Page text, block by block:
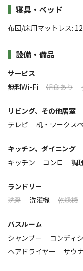
【定員】
1 ～ 10名
朝食：なし 夕食：なし
15:00 〜 21:00
06:00 〜 10:00
可
不可
施設詳細
寝具・ベッド
布団/床用マットレス: 12
設備・備品
サービス
無料Wi-Fi
朝食あり
リビング、その他居室
テレビ
机・ワークス
キッチン、ダイニング
キッチン
コンロ 調
ランドリー
洗剤
洗濯機 乾燥機
バスルーム
シャンプー
コンディ
ヘアドライヤー
サウナ
サウナタイムを。
他にも過ごしやすい
さい。
ソロ
5%
最大8名で宿泊可能な